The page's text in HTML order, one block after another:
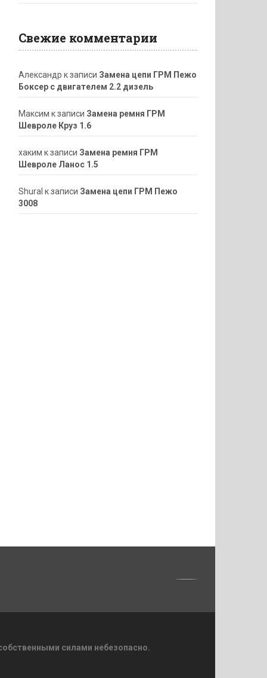
Свежие комментарии
Александр к записи Замена цепи ГРМ Пежо
Боксер с двигателем 2.2 дизель
Максим к записи Замена ремня ГРМ
Шевроле Круз 1.6
хаким к записи Замена ремня ГРМ
Шевроле Ланос 1.5
ShuraI к записи Замена цепи ГРМ Пежо
3008
силами небезопасно.